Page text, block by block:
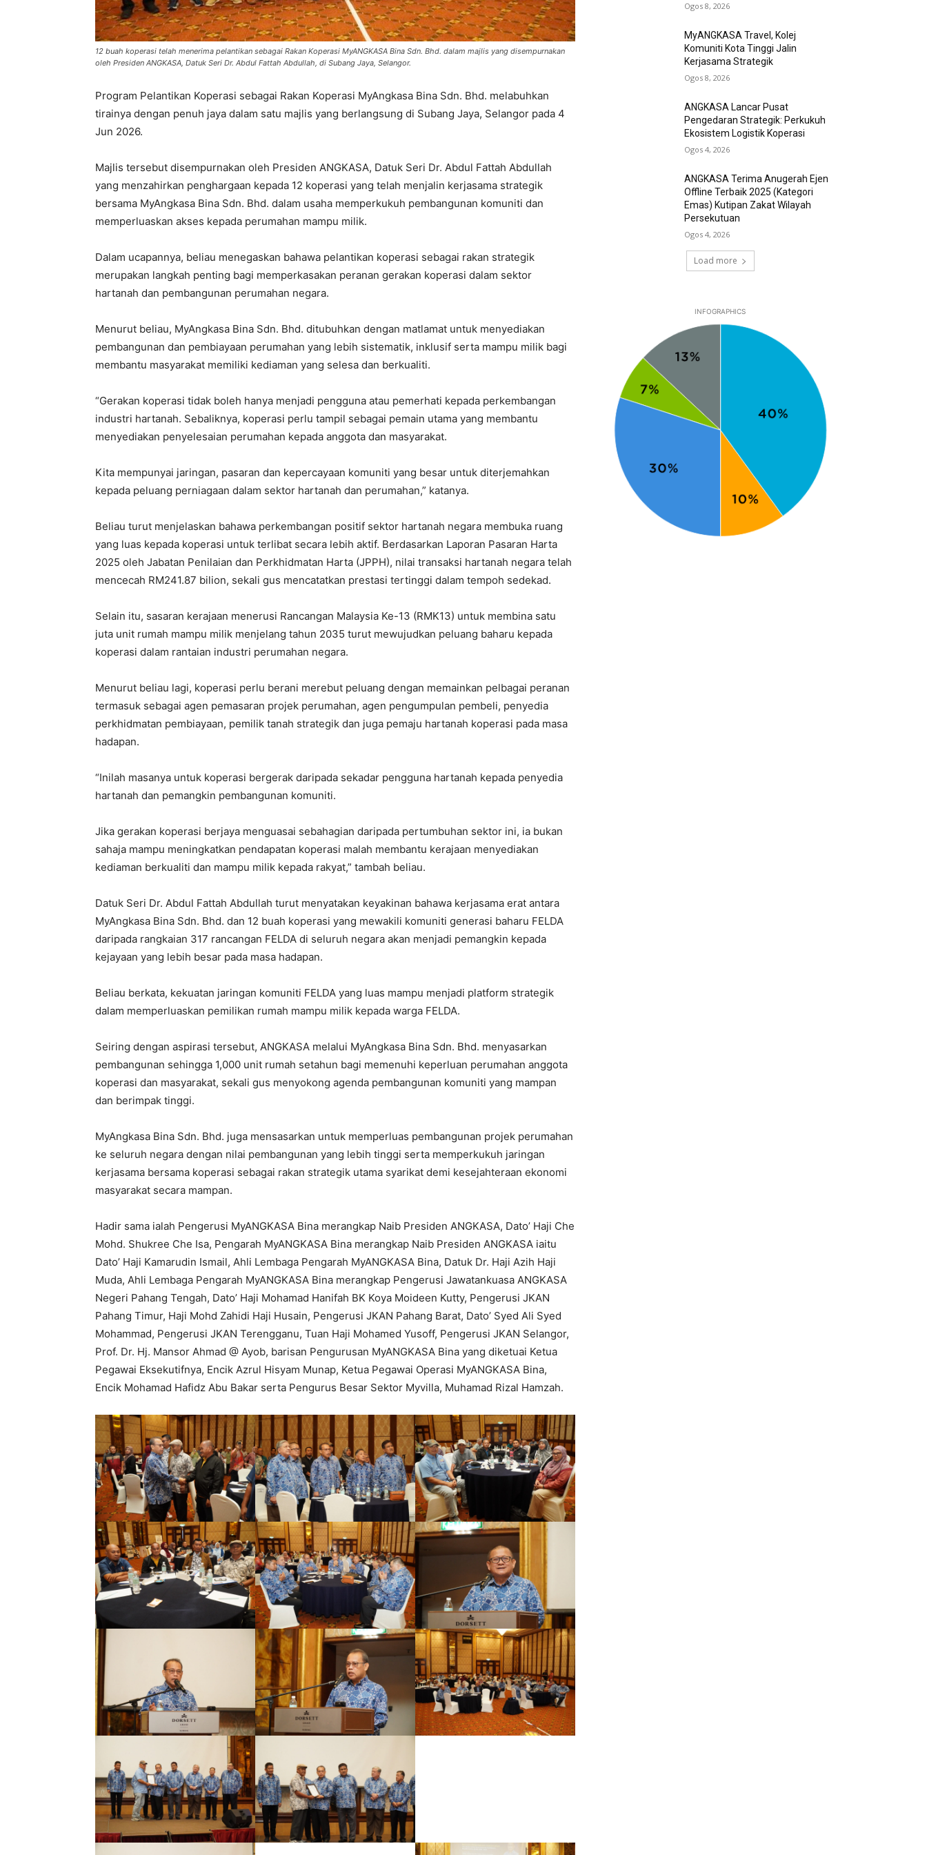
12 buah koperasi telah menerima pelantikan sebagai Rakan Koperasi MyANGKASA Bina Sdn. Bhd. dalam majlis yang disempurnakan
oleh Presiden ANGKASA, Datuk Seri Dr. Abdul Fattah Abdullah, di Subang Jaya, Selangor.
Program Pelantikan Koperasi sebagai Rakan Koperasi MyAngkasa Bina Sdn. Bhd. melabuhkan
tirainya dengan penuh jaya dalam satu majlis yang berlangsung di Subang Jaya, Selangor pada 4
Jun 2026.
Majlis tersebut disempurnakan oleh Presiden ANGKASA, Datuk Seri Dr. Abdul Fattah Abdullah
yang menzahirkan penghargaan kepada 12 koperasi yang telah menjalin kerjasama strategik
bersama MyAngkasa Bina Sdn. Bhd. dalam usaha memperkukuh pembangunan komuniti dan
memperluaskan akses kepada perumahan mampu milik.
Dalam ucapannya, beliau menegaskan bahawa pelantikan koperasi sebagai rakan strategik
merupakan langkah penting bagi memperkasakan peranan gerakan koperasi dalam sektor
hartanah dan pembangunan perumahan negara.
Menurut beliau, MyAngkasa Bina Sdn. Bhd. ditubuhkan dengan matlamat untuk menyediakan
pembangunan dan pembiayaan perumahan yang lebih sistematik, inklusif serta mampu milik bagi
membantu masyarakat memiliki kediaman yang selesa dan berkualiti.
“Gerakan koperasi tidak boleh hanya menjadi pengguna atau pemerhati kepada perkembangan
industri hartanah. Sebaliknya, koperasi perlu tampil sebagai pemain utama yang membantu
menyediakan penyelesaian perumahan kepada anggota dan masyarakat.
Kita mempunyai jaringan, pasaran dan kepercayaan komuniti yang besar untuk diterjemahkan
kepada peluang perniagaan dalam sektor hartanah dan perumahan,” katanya.
Beliau turut menjelaskan bahawa perkembangan positif sektor hartanah negara membuka ruang
yang luas kepada koperasi untuk terlibat secara lebih aktif. Berdasarkan Laporan Pasaran Harta
2025 oleh Jabatan Penilaian dan Perkhidmatan Harta (JPPH), nilai transaksi hartanah negara telah
mencecah RM241.87 bilion, sekali gus mencatatkan prestasi tertinggi dalam tempoh sedekad.
Selain itu, sasaran kerajaan menerusi Rancangan Malaysia Ke-13 (RMK13) untuk membina satu
juta unit rumah mampu milik menjelang tahun 2035 turut mewujudkan peluang baharu kepada
koperasi dalam rantaian industri perumahan negara.
Menurut beliau lagi, koperasi perlu berani merebut peluang dengan memainkan pelbagai peranan
termasuk sebagai agen pemasaran projek perumahan, agen pengumpulan pembeli, penyedia
perkhidmatan pembiayaan, pemilik tanah strategik dan juga pemaju hartanah koperasi pada masa
hadapan.
“Inilah masanya untuk koperasi bergerak daripada sekadar pengguna hartanah kepada penyedia
hartanah dan pemangkin pembangunan komuniti.
Jika gerakan koperasi berjaya menguasai sebahagian daripada pertumbuhan sektor ini, ia bukan
sahaja mampu meningkatkan pendapatan koperasi malah membantu kerajaan menyediakan
kediaman berkualiti dan mampu milik kepada rakyat,” tambah beliau.
Datuk Seri Dr. Abdul Fattah Abdullah turut menyatakan keyakinan bahawa kerjasama erat antara
MyAngkasa Bina Sdn. Bhd. dan 12 buah koperasi yang mewakili komuniti generasi baharu FELDA
daripada rangkaian 317 rancangan FELDA di seluruh negara akan menjadi pemangkin kepada
kejayaan yang lebih besar pada masa hadapan.
Beliau berkata, kekuatan jaringan komuniti FELDA yang luas mampu menjadi platform strategik
dalam memperluaskan pemilikan rumah mampu milik kepada warga FELDA.
Seiring dengan aspirasi tersebut, ANGKASA melalui MyAngkasa Bina Sdn. Bhd. menyasarkan
pembangunan sehingga 1,000 unit rumah setahun bagi memenuhi keperluan perumahan anggota
koperasi dan masyarakat, sekali gus menyokong agenda pembangunan komuniti yang mampan
dan berimpak tinggi.
MyAngkasa Bina Sdn. Bhd. juga mensasarkan untuk memperluas pembangunan projek perumahan
ke seluruh negara dengan nilai pembangunan yang lebih tinggi serta memperkukuh jaringan
kerjasama bersama koperasi sebagai rakan strategik utama syarikat demi kesejahteraan ekonomi
masyarakat secara mampan.
Hadir sama ialah Pengerusi MyANGKASA Bina merangkap Naib Presiden ANGKASA, Dato’ Haji Che
Mohd. Shukree Che Isa, Pengarah MyANGKASA Bina merangkap Naib Presiden ANGKASA iaitu
Dato’ Haji Kamarudin Ismail, Ahli Lembaga Pengarah MyANGKASA Bina, Datuk Dr. Haji Azih Haji
Muda, Ahli Lembaga Pengarah MyANGKASA Bina merangkap Pengerusi Jawatankuasa ANGKASA
Negeri Pahang Tengah, Dato’ Haji Mohamad Hanifah BK Koya Moideen Kutty, Pengerusi JKAN
Pahang Timur, Haji Mohd Zahidi Haji Husain, Pengerusi JKAN Pahang Barat, Dato’ Syed Ali Syed
Mohammad, Pengerusi JKAN Terengganu, Tuan Haji Mohamed Yusoff, Pengerusi JKAN Selangor,
Prof. Dr. Hj. Mansor Ahmad @ Ayob, barisan Pengurusan MyANGKASA Bina yang diketuai Ketua
Pegawai Eksekutifnya, Encik Azrul Hisyam Munap, Ketua Pegawai Operasi MyANGKASA Bina,
Encik Mohamad Hafidz Abu Bakar serta Pengurus Besar Sektor Myvilla, Muhamad Rizal Hamzah.
Ogos 8, 2026
MyANGKASA Travel, Kolej
Komuniti Kota Tinggi Jalin
Kerjasama Strategik
Ogos 8, 2026
ANGKASA Lancar Pusat
Pengedaran Strategik: Perkukuh
Ekosistem Logistik Koperasi
Ogos 4, 2026
ANGKASA Terima Anugerah Ejen
Offline Terbaik 2025 (Kategori
Emas) Kutipan Zakat Wilayah
Persekutuan
Ogos 4, 2026
Load more
INFOGRAPHICS